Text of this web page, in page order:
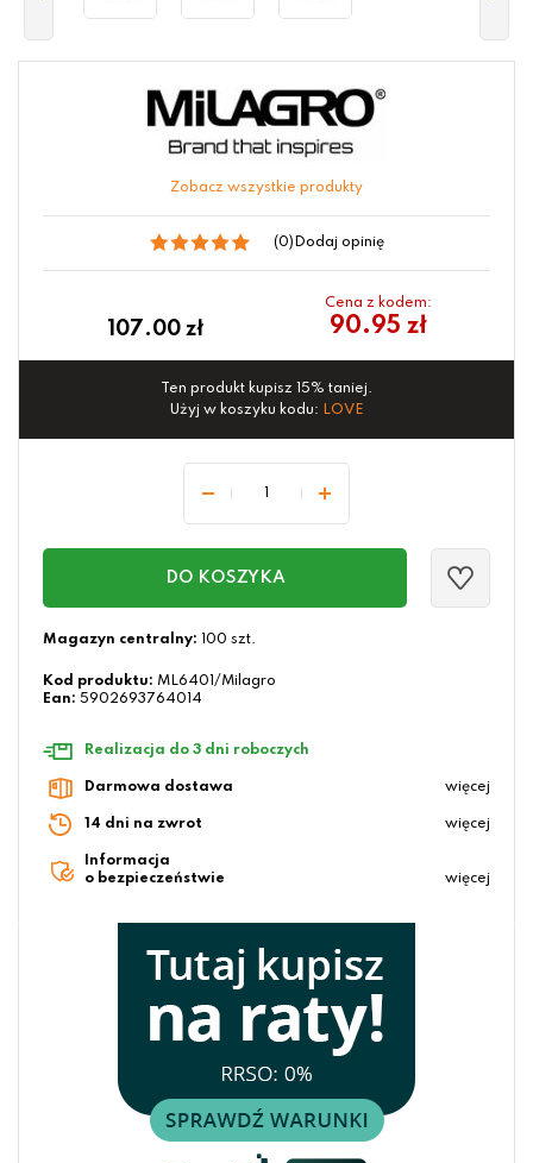
Zobacz wszystkie produkty
(0) Dodaj opinię
Cena z kodem:
90.95 zł
107.00 zł
Ten produkt kupisz 15% taniej.
Użyj w koszyku kodu: LOVE
DO KOSZYKA
Magazyn centralny: 100 szt.
Kod produktu: ML6401/Milagro
Ean: 5902693764014
Realizacja do 3 dni roboczych
Darmowa dostawa więcej
14 dni na zwrot więcej
Informacja
o bezpieczeństwie
więcej